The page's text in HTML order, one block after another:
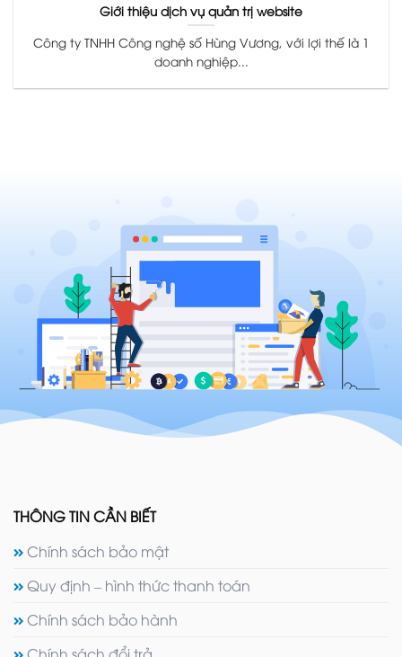
Giới thiệu dịch vụ quản trị website
Công ty TNHH Công nghệ số Hùng Vương, với lợi thế là 1
doanh nghiệp...
THÔNG TIN CẦN BIẾT
Chính sách bảo mật
Quy định – hình thức thanh toán
Chính sách bảo hành